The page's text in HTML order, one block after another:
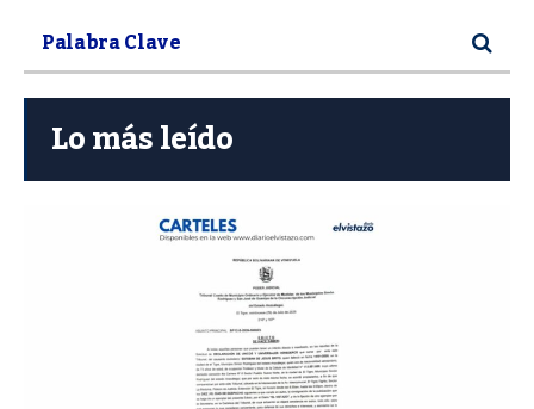
Lo más leído